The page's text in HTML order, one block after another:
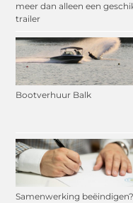
meer dan alleen een
trailer
Bootverhuur Balk
Samenwerking